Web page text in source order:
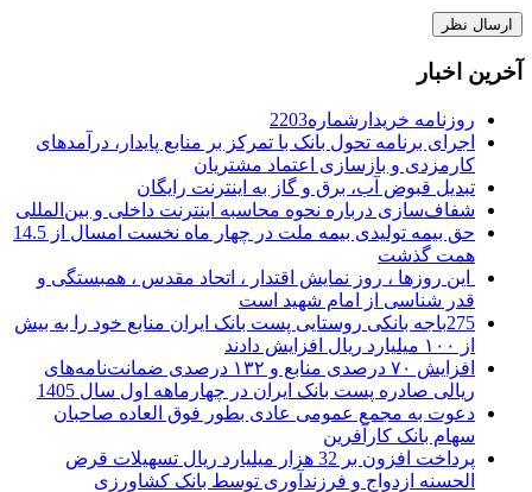
آخرین اخبار
روزنامه خریدارشماره2203
اجرای برنامه تحول بانک با تمرکز بر منابع پایدار، درآمدهای
کارمزدی و بازسازی اعتماد مشتریان
تبدیل قبوض آب، برق و گاز به اینترنت رایگان
شفاف‌سازی درباره نحوه محاسبه اینترنت داخلی و بین‌المللی
حق بیمه تولیدی بیمه ملت در چهار ماه نخست امسال از 14.5
همت گذشت
این روزها ، روز نمایش اقتدار ، اتحاد مقدس ، همبستگی و
قدر شناسی از امام شهید است
275باجه بانکی روستایی پست بانک ایران منابع خود را به بیش
از ۱۰۰ میلیارد ریال افزایش دادند
افزایش ۷۰ درصدی منابع و ۱۳۲ درصدی ضمانت‌نامه‌های
ریالی صادره پست بانک ایران در چهارماهه اول سال 1405
دعوت به مجمع عمومی عادی بطور فوق العاده صاحبان
سهام بانک کارآفرین
پرداخت افزون بر 32 هزار میلیارد ریال تسهیلات قرض
الحسنه ازدواج و فرزندآوری توسط بانک کشاورزی